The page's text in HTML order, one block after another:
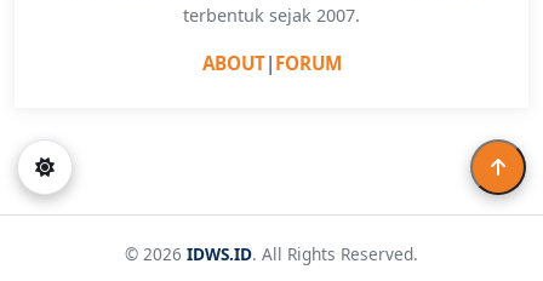
terbentuk sejak 2007.
ABOUT| FORUM
© 2026 IDWS.ID. All Rights Reserved.